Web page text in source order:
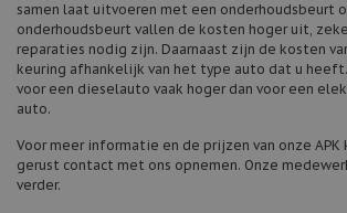
samen laat uitvoeren met een onderhoudsbeurt
onderhoudsbeurt vallen de kosten hoger uit,
reparaties nodig zijn. Daarnaast zijn de kosten
keuring afhankelijk van het type auto dat u
voor een dieselauto vaak hoger dan voor een
auto.
Voor meer informatie en de prijzen van onze APK
gerust contact met ons opnemen. Onze
verder.